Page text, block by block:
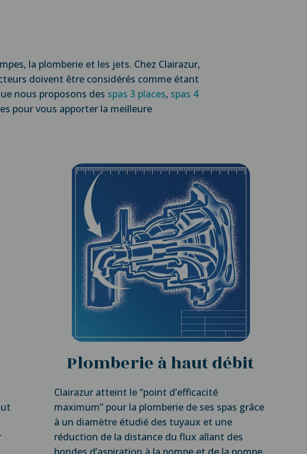
la plomberie et les jets. Chez Clairazur,
doivent être considérés comme étant
nous proposons des spas 3 places, spas 4
pour vous apporter la meilleure
Plomberie à haut débit
Clairazur atteint le ‘‘point d’efficacité
maximum” pour la plomberie de ses spas grâce
à un diamètre étudié des tuyaux et une
réduction de la distance du flux allant des